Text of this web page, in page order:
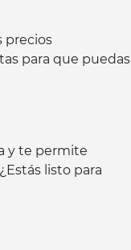
precios
para que puedas
y te permite
listo para